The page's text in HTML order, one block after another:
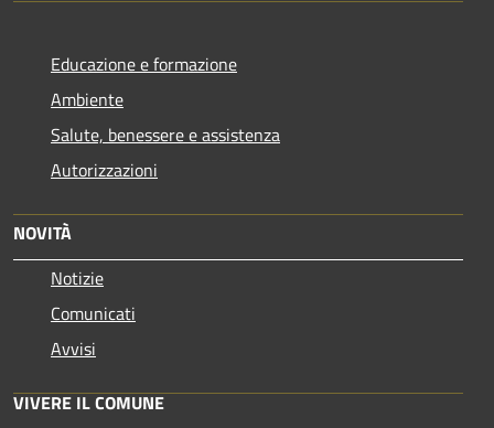
Educazione e formazione
Ambiente
Salute, benessere e assistenza
Autorizzazioni
NOVITÀ
Notizie
Comunicati
Avvisi
VIVERE IL COMUNE